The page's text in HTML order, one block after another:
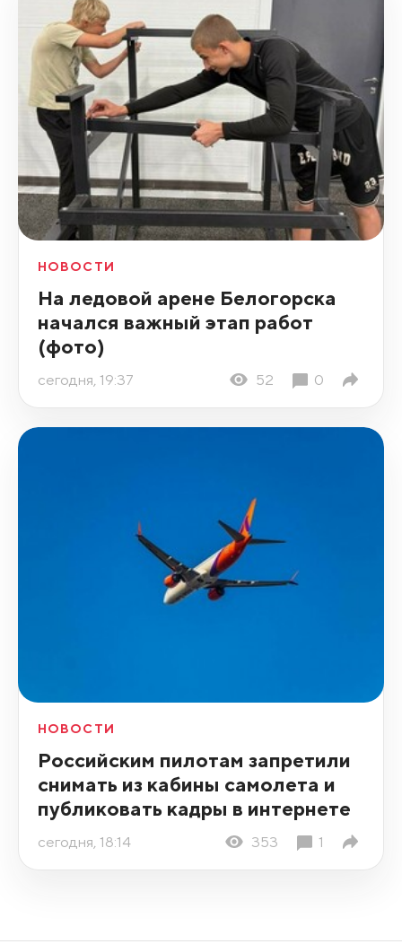
НОВОСТИ
На ледовой арене Белогорска
начался важный этап работ
(фото)
сегодня, 19:37 52 0
НОВОСТИ
Российским пилотам запретили
снимать из кабины самолета и
публиковать кадры в интернете
сегодня, 18:14 353 1